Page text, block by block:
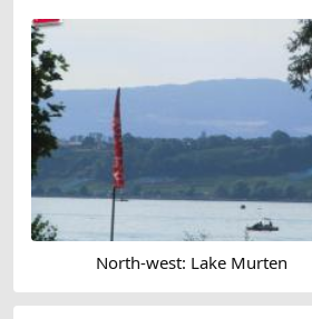
North-west: Lake Murten